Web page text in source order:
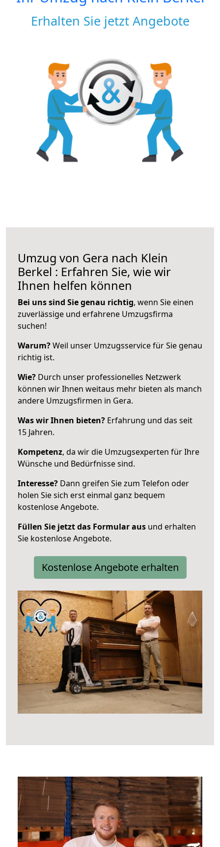
Erhalten Sie jetzt Angebote
Umzug von Gera nach Klein
Berkel : Erfahren Sie, wie wir
Ihnen helfen können
Bei uns sind Sie genau richtig, wenn Sie einen
zuverlässige und erfahrene Umzugsfirma
suchen!
Warum?Weil unser Umzugsservice für Sie genau
richtig ist.
Wie? Durch unser professionelles Netzwerk
können wir Ihnen weitaus mehr bieten als manch
andere Umzugsfirmen in Gera.
Was wir Ihnen bieten? Erfahrung und das seit
15 Jahren.
Kompetenz, da wir die Umzugsexperten für Ihre
Wünsche und Bedürfnisse sind.
Interesse? Dann greifen Sie zum Telefon oder
holen Sie sich erst einmal ganz bequem
kostenlose Angebote.
Füllen Sie jetzt das Formular aus und erhalten
Sie kostenlose Angebote.
Kostenlose Angebote erhalten